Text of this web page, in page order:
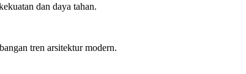
dan daya tahan.
tren arsitektur modern.